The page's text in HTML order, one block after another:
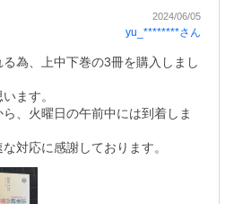
2024/06/05
yu_********さん
為、上中下巻の3冊を購入しまし
ます。
、火曜日の午前中には到着しま
対応に感謝しております。